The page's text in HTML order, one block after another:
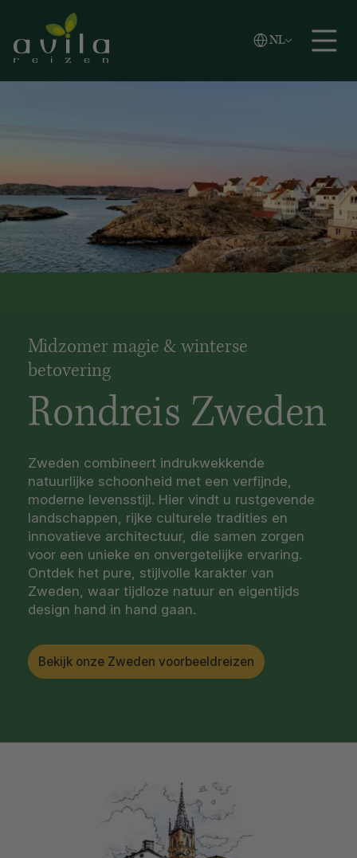
Zoeken
NL
Vlaams
English
Midzomer magie & winterse
betovering
Rondreis Zweden
Zweden combineert indrukwekkende
natuurlijke schoonheid met een verfijnde,
moderne levensstijl. Hier vindt u rustgevende
landschappen, rijke culturele tradities en
innovatieve architectuur, die samen zorgen
voor een unieke en onvergetelijke ervaring.
Ontdek het pure, stijlvolle karakter van
Zweden, waar tijdloze natuur en eigentijds
design hand in hand gaan.
Bekijk onze Zweden voorbeeldreizen